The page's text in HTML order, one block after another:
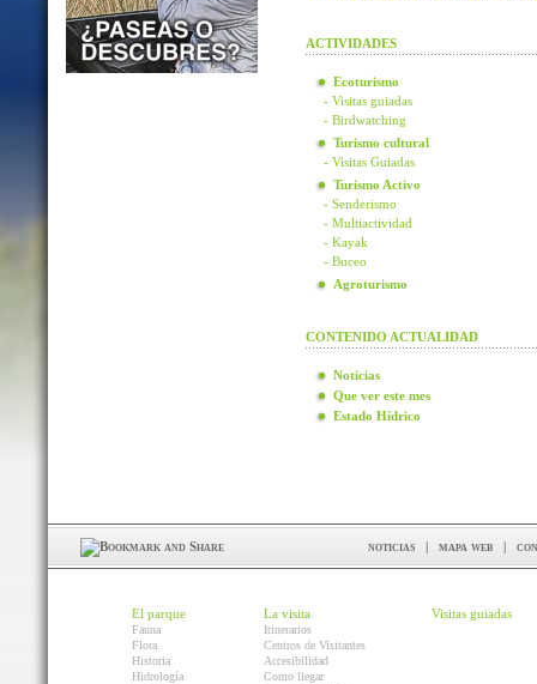
ACTIVIDADES
Ecoturismo
- Visitas guiadas
- Birdwatching
Turismo cultural
- Visitas Guiadas
Turismo Activo
- Senderismo
- Multiactividad
- Kayak
- Buceo
Agroturismo
CONTENIDO ACTUALIDAD
Noticias
Que ver este mes
Estado Hídrico
noticias | mapa web |
El parque
Fauna
Flora
Historia
Hidrología
La visita
Itinerarios
Centros de Visitantes
Accesibilidad
Como llegar
Visitas guiadas